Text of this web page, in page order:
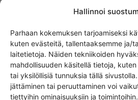
Hallinnoi
Parhaan kokemuksen tarjoamiseksi
kuten evästeitä, tallentaaksemme ja/
laitetietoja. Näiden tekniikoiden
mahdollisuuden käsitellä tietoja,
tai yksilöllisiä tunnuksia tällä
jättäminen tai peruuttaminen voi
tiettyihin ominaisuuksiin ja toimintoihin.
SAMANKALTAISET
FML
Get -
off?
Yes! I want the